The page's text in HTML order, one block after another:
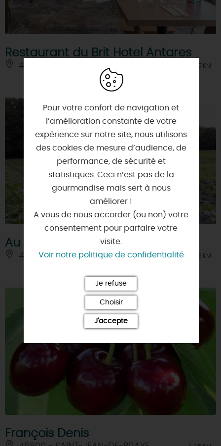
Restaurant du Brit Hotel Antares
45800 - SAINT-JEAN-DE-BRAYE À 2.5 KM
Au Jardin du Bonheur
45800 - SAINT-JEAN-DE-BRAYE À 2.5 KM
François Denis
Pour votre confort de navigation et
l’amélioration constante de votre
expérience sur notre site, nous utilisons
des cookies de mesure d’audience, de
performance, de sécurité et
statistiques. Ceci n’est pas de la
gourmandise mais sert à nous
améliorer !
A vous de nous accorder (ou non) votre
consentement pour parfaire votre
visite.
Voir notre politique de confidentialité
Je refuse
Choisir
J'accepte